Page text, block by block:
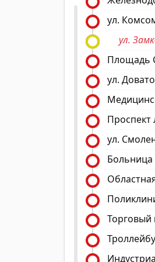
ул.
ул.
Площадь
ул.
ул.
Торговый